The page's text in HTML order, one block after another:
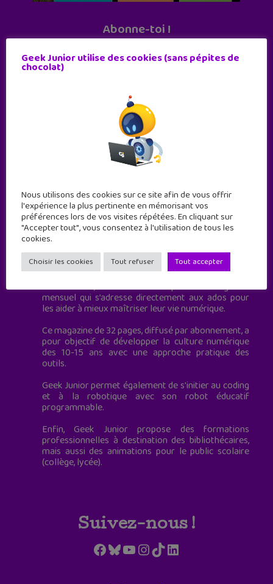
Abonne-toi !
Geek Junior est le premier site de culture numérique
à destination des adolescents.
Geek Junior, c’est aussi le premier magazine
mensuel qui s’adresse directement aux ados pour
les aider à mieux maîtriser leur vie numérique.
Ce magazine de 32 pages, diffusé par abonnement, a
pour objectif de développer la culture numérique
des 10-15 ans avec une approche pratique des
outils.
Geek Junior permet également de s'initier au coding
et à la robotique avec son robot éducatif
programmable.
Enfin, Geek Junior propose des formations
professionnelles à destination des bibliothécaires,
mais aussi des animations pour le public scolaire
(collège, lycée).
Suivez-nous !
Facebook
Bluesky
YouTube
Instagram
TikTokLinkedIn
Geek Junior utilise des cookies (sans pépites de
chocolat)
Nous utilisons des cookies sur ce site afin de vous offrir
l'expérience la plus pertinente en mémorisant vos
préférences lors de vos visites répétées. En cliquant sur
"Accepter tout", vous consentez à l'utilisation de tous les
cookies.
Choisir les cookies Tout refuser Tout accepter